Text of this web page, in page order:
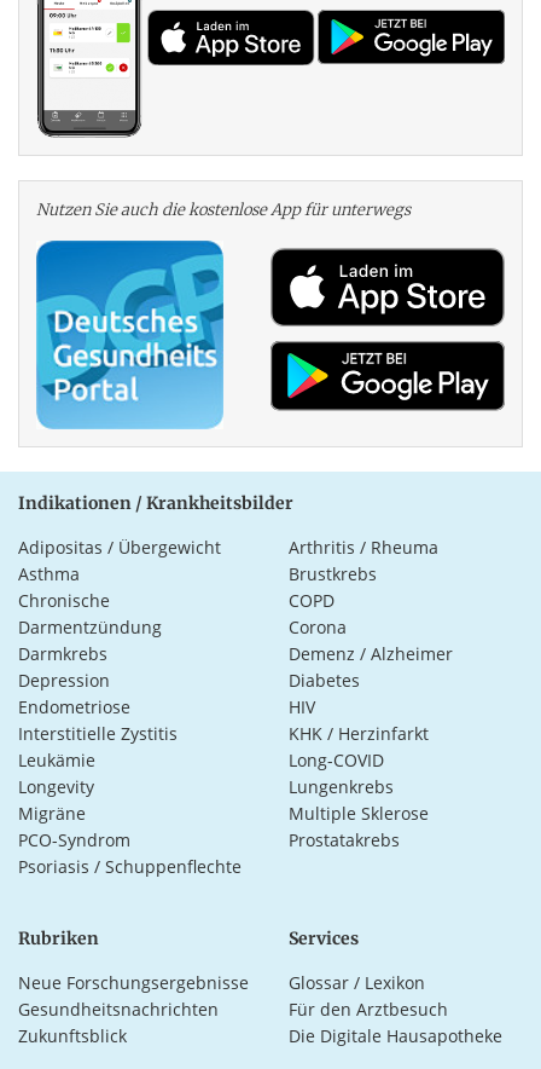
Nutzen Sie auch die kosten­lose App für unterwegs
Indikationen / Krankheitsbilder
Adipositas / Übergewicht
Arthritis / Rheuma
Asthma
Brustkrebs
Chronische
Darmentzündung
COPD
Corona
Darmkrebs
Demenz / Alzheimer
Depression
Diabetes
Endometriose
HIV
Interstitielle Zystitis
KHK / Herzinfarkt
Leukämie
Long-COVID
Longevity
Lungenkrebs
Migräne
Multiple Sklerose
PCO-Syndrom
Prostatakrebs
Psoriasis / Schuppenflechte
Rubriken
Neue Forschungsergebnisse
Gesundheitsnachrichten
Zukunftsblick
Services
Glossar / Lexikon
Für den Arztbesuch
Die Digitale Hausapotheke